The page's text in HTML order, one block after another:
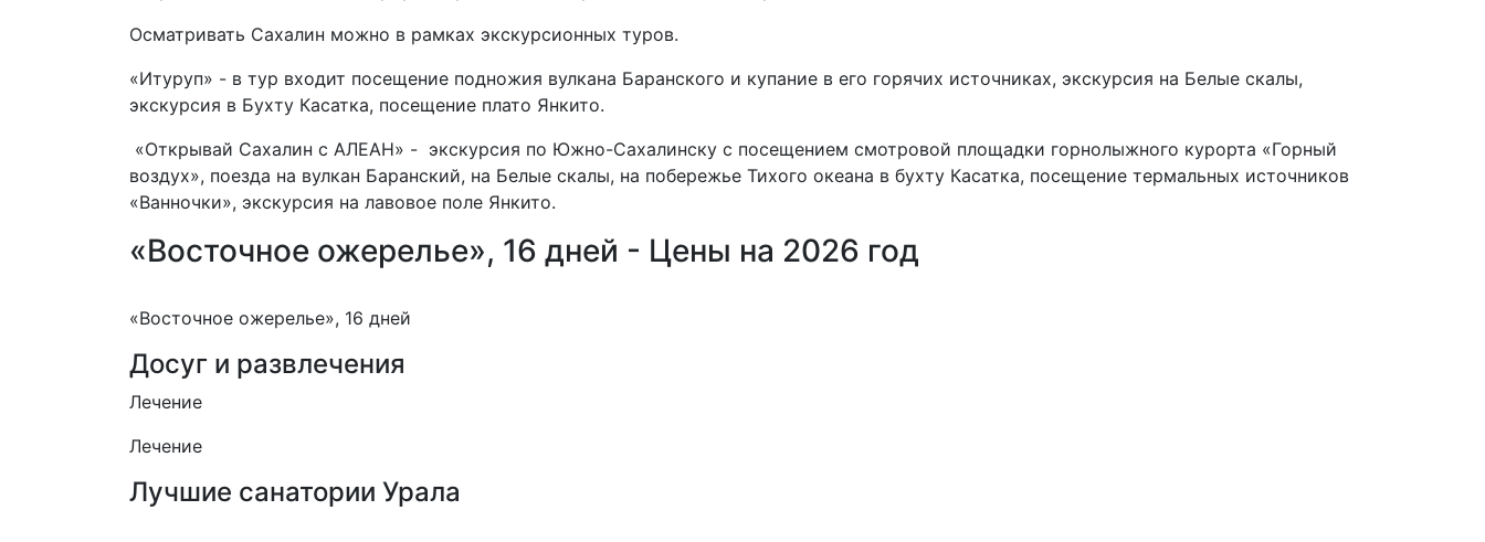
Осматривать Сахалин можно в рамках экскурсионных туров.
«Итуруп» - в тур входит посещение подножия вулкана Баранского и купание в его горячих источниках, экскурсия на Белые скалы,
экскурсия в Бухту Касатка, посещение плато Янкито.
«Открывай Сахалин с АЛЕАН» - экскурсия по Южно-Сахалинску с посещением смотровой площадки горнолыжного курорта «Горный
воздух», поезда на вулкан Баранский, на Белые скалы, на побережье Тихого океана в бухту Касатка, посещение термальных источников
«Ванночки», экскурсия на лавовое поле Янкито.
«Восточное ожерелье», 16 дней - Цены на 2026 год
«Восточное ожерелье», 16 дней
Досуг и развлечения
Лечение
Лечение
Лучшие санатории Урала